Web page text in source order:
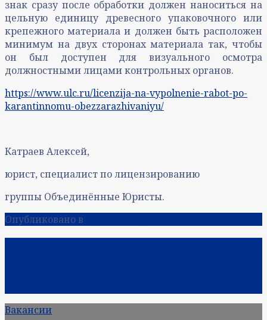
знак сразу после обработки должен наноситься на
цельную единицу древесного упаковочного или
крепежного материала и должен быть расположен
минимум на двух сторонах материала так, чтобы
он был доступен для визуального осмотра
должностными лицами контрольных органов.
https://www.ulc.ru/licenzija-na-vypolnenie-rabot-po-
karantinnomu-obezzarazhivaniyu/
Катраев Алексей,
юрист, специалист по лицензированию
группы Объединённые Юристы.
Опубликовано в
Вакансии